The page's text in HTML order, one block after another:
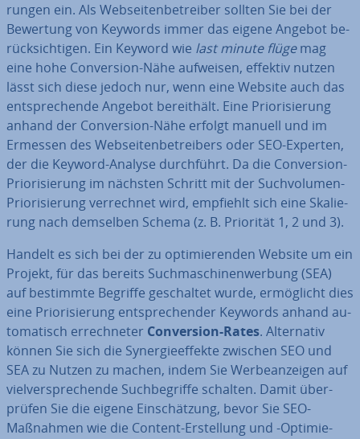
run­gen ein. Als Web­sei­ten­be­trei­ber sollten Sie bei der
Bewertung von Keywords immer das eigene Angebot be­
rück­sich­ti­gen. Ein Keyword wie last minute flügemag
eine hohe Con­ver­si­on-Nähe aufweisen, effektiv nutzen
lässt sich diese jedoch nur, wenn eine Website auch das
ent­spre­chen­de Angebot be­reit­hält. Eine Prio­ri­sie­rung
anhand der Con­ver­si­on-Nähe erfolgt manuell und im
Ermessen des Web­sei­ten­be­trei­bers oder SEO-Experten,
der die Keyword-Analyse durch­führt. Da die Con­ver­si­on-
Prio­ri­sie­rung im nächsten Schritt mit der Such­vo­lu­men-
Prio­ri­sie­rung ver­rech­net wird, empfiehlt sich eine Ska­lie­
rung nach demselben Schema (z. B. Priorität 1, 2 und 3).
Handelt es sich bei der zu op­ti­mie­ren­den Website um ein
Projekt, für das bereits Such­ma­schi­nen­wer­bung (SEA)
auf bestimmte Begriffe ge­schal­tet wurde, er­mög­licht dies
eine Prio­ri­sie­rung ent­spre­chen­der Keywords anhand au­
to­ma­tisch er­rech­ne­ter Con­ver­si­on-Rates. Al­ter­na­tiv
können Sie sich die Syn­er­gie­ef­fek­te zwischen SEO und
SEA zu Nutzen zu machen, indem Sie Wer­be­an­zei­gen auf
viel­ver­spre­chen­de Such­be­grif­fe schalten. Damit über­
prü­fen Sie die eigene Ein­schät­zung, bevor Sie SEO-
Maßnahmen wie die Content-Er­stel­lung und -Op­ti­mie­